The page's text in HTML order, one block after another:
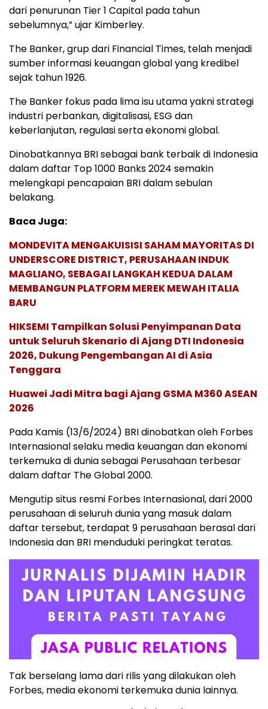
dari penurunan Tier 1 Capital pada tahun
sebelumnya,” ujar Kimberley.
The Banker, grup dari Financial Times, telah menjadi
sumber informasi keuangan global yang kredibel
sejak tahun 1926.
The Banker fokus pada lima isu utama yakni strategi
industri perbankan, digitalisasi, ESG dan
keberlanjutan, regulasi serta ekonomi global.
Dinobatkannya BRI sebagai bank terbaik di Indonesia
dalam daftar Top 1000 Banks 2024 semakin
melengkapi pencapaian BRI dalam sebulan
belakang.
Baca Juga:
MONDEVITA MENGAKUISISI SAHAM MAYORITAS DI
UNDERSCORE DISTRICT, PERUSAHAAN INDUK
MAGLIANO, SEBAGAI LANGKAH KEDUA DALAM
MEMBANGUN PLATFORM MEREK MEWAH ITALIA
BARU
HIKSEMI Tampilkan Solusi Penyimpanan Data
untuk Seluruh Skenario di Ajang DTI Indonesia
2026, Dukung Pengembangan AI di Asia
Tenggara
Huawei Jadi Mitra bagi Ajang GSMA M360 ASEAN
2026
Pada Kamis (13/6/2024) BRI dinobatkan oleh Forbes
Internasional selaku media keuangan dan ekonomi
terkemuka di dunia sebagai Perusahaan terbesar
dalam daftar The Global 2000.
Mengutip situs resmi Forbes Internasional, dari 2000
perusahaan di seluruh dunia yang masuk dalam
daftar tersebut, terdapat 9 perusahaan berasal dari
Indonesia dan BRI menduduki peringkat teratas.
Tak berselang lama dari rilis yang dilakukan oleh
Forbes, media ekonomi terkemuka dunia lainnya.